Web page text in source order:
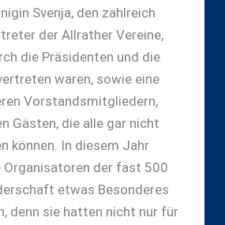
Svenja, den zahlreich
der Allrather Vereine,
die Präsidenten und die
waren, sowie eine
Vorstandsmitgliedern,
Gästen, die alle gar nicht
können. In diesem Jahr
Organisatoren der fast 500
etwas Besonderes
denn sie hatten nicht nur für